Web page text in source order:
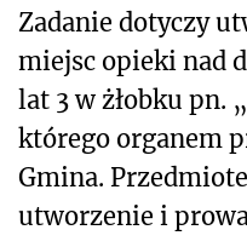
Zadanie dotyczy
miejsc opieki nad
lat 3 w żłobku pn.
którego organem
Gmina.
utworzenie i